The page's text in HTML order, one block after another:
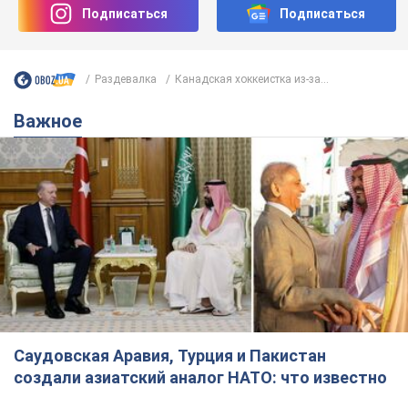
Подписаться Подписаться
Раздевалка Канадская хоккеистка из-за...
Важное
Саудовская Аравия, Турция и Пакистан
создали азиатский аналог НАТО: что известно